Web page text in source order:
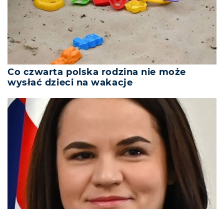
Co czwarta polska rodzina nie może
wysłać dzieci na wakacje